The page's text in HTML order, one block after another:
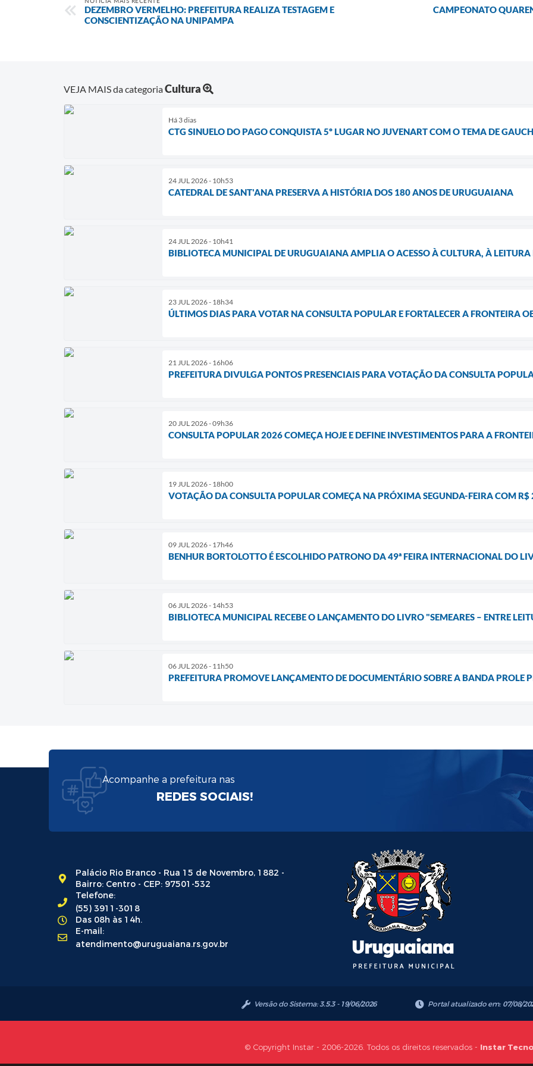
DEZEMBRO VERMELHO: PREFEITURA REALIZA TESTAGEM E
CONSCIENTIZAÇÃO NA UNIPAMPA
CAMPEONATO
VEJA MAIS da categoriaCultura
Há 3 dias
CTG SINUELO DO PAGO CONQUISTA 5º LUGAR NO JUVENART COM O TEMA DE
24 JUL 2026 - 10h53
CATEDRAL DE SANT'ANA PRESERVA A HISTÓRIA DOS 180 ANOS DE URUGUAIANA
24 JUL 2026 - 10h41
BIBLIOTECA MUNICIPAL DE URUGUAIANA AMPLIA O ACESSO À CULTURA, À
23 JUL 2026 - 18h34
ÚLTIMOS DIAS PARA VOTAR NA CONSULTA POPULAR E FORTALECER A FRONTEIRA
21 JUL 2026 - 16h06
PREFEITURA DIVULGA PONTOS PRESENCIAIS PARA VOTAÇÃO DA CONSULTA
20 JUL 2026 - 09h36
CONSULTA POPULAR 2026 COMEÇA HOJE E DEFINE INVESTIMENTOS PARA A
19 JUL 2026 - 18h00
VOTAÇÃO DA CONSULTA POPULAR COMEÇA NA PRÓXIMA SEGUNDA-FEIRA COM R$
09 JUL 2026 - 17h46
BENHUR BORTOLOTTO É ESCOLHIDO PATRONO DA 49ª FEIRA INTERNACIONAL DO
06 JUL 2026 - 14h53
BIBLIOTECA MUNICIPAL RECEBE O LANÇAMENTO DO LIVRO "SEMEARES – ENTRE
06 JUL 2026 - 11h50
PREFEITURA PROMOVE LANÇAMENTO DE DOCUMENTÁRIO SOBRE A BANDA
Acompanhe a prefeitura nas
REDES SOCIAIS!
Palácio Rio Branco - Rua 15 de Novembro, 1882 -
Bairro: Centro - CEP: 97501-532
Telefone:
(55) 3911-3018
Das 08h às 14h.
E-mail:
atendimento@uruguaiana.rs.gov.br
Versão do Sistema:3.5.3 - 19/06/2026 Portal atualizado em: 07/08/
© Copyright Instar - 2006-2026. Todos os direitos reservados - Instar